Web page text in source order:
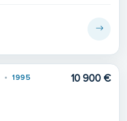
1995 10 900 €